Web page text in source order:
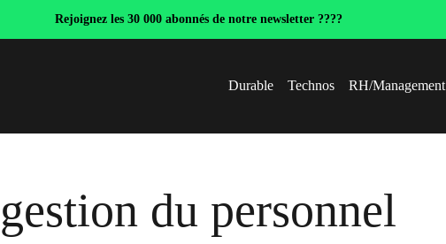
Rejoignez les 30 000 abonnés de notre newsletter ????
Durable Technos RH/Management
gestion du personnel